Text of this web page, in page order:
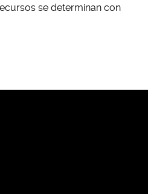
se determinan con